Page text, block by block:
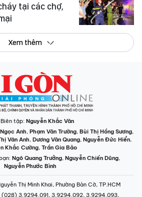
tại các chợ,
Xem thêm
tập: Nguyễn Khắc Văn
Anh, Phạm Văn Trường, Bùi Thị Hồng Sương,
Vân Anh, Dương Văn Quang, Nguyễn Đức Hiển,
Khắc Cường, Trần Gia Bảo
Ngô Quang Trưởng, Nguyễn Chiến Dũng,
Nguyễn Phước Bình
Thị Minh Khai, Phường Bàn Cờ, TP.HCM
(028) 3.9294.091, 3.9294.092, 3.9294.093,